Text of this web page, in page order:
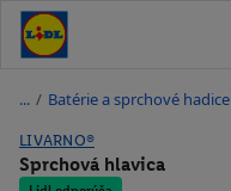
/ Batérie a sprchové hadice
LIVARNO®
Sprchová hlavica